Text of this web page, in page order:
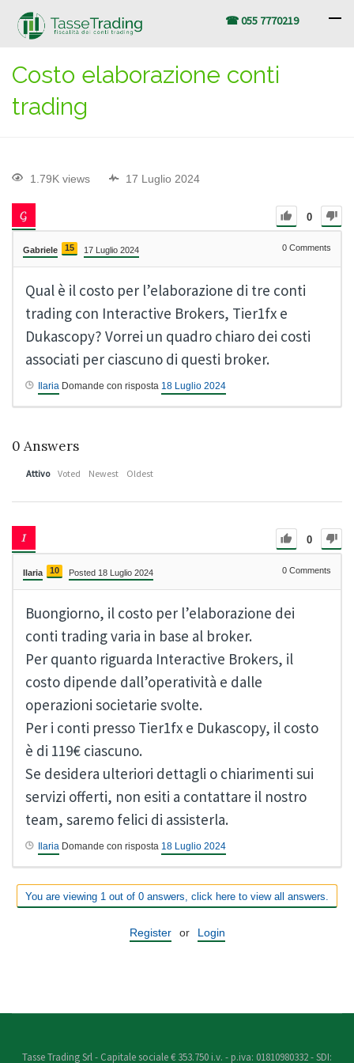
☎ 055 7770219
Costo elaborazione conti
trading
1.79K views 17 Luglio 2024
0
Gabriele 15 17 Luglio 2024 0 Comments
Qual è il costo per l’elaborazione di tre conti
trading con Interactive Brokers, Tier1fx e
Dukascopy? Vorrei un quadro chiaro dei costi
associati per ciascuno di questi broker.
Ilaria Domande con risposta 18 Luglio 2024
0 Answers
Attivo Voted Newest Oldest
0
Ilaria 10 Posted 18 Luglio 2024 0 Comments
Buongiorno, il costo per l’elaborazione dei
conti trading varia in base al broker.
Per quanto riguarda Interactive Brokers, il
costo dipende dall’operatività e dalle
operazioni societarie svolte.
Per i conti presso Tier1fx e Dukascopy, il costo
è di 119€ ciascuno.
Se desidera ulteriori dettagli o chiarimenti sui
servizi offerti, non esiti a contattare il nostro
team, saremo felici di assisterla.
Ilaria Domande con risposta 18 Luglio 2024
You are viewing 1 out of 0 answers, click here to view all answers.
Register or Login
Tasse Trading Srl - Capitale sociale € 353.750 i.v. - p.iva: 01810980332 - SDI: